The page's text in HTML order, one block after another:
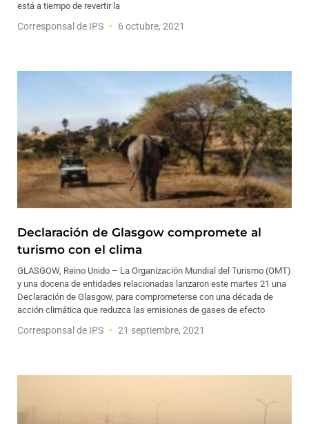
está a tiempo de revertir la
Corresponsal de IPS 6 octubre, 2021
Declaración de Glasgow compromete al
turismo con el clima
GLASGOW, Reino Unido – La Organización Mundial del Turismo (OMT)
y una docena de entidades relacionadas lanzaron este martes 21 una
Declaración de Glasgow, para comprometerse con una década de
acción climática que reduzca las emisiones de gases de efecto
Corresponsal de IPS 21 septiembre, 2021